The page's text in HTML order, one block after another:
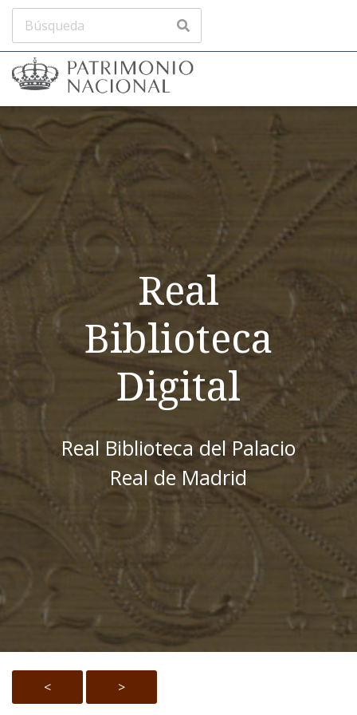
Real
Biblioteca
Digital
Real Biblioteca del Palacio
Real de Madrid
< >